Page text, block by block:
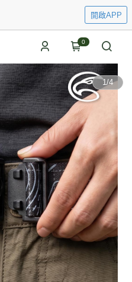
開啟APP
0
1/4